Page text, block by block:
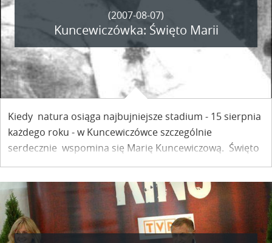
(2007-08-07)
Kuncewiczówka: Święto Marii
Kiedy natura osiąga najbujniejsze stadium - 15 sierpnia
każdego roku - w Kuncewiczówce szczególnie
serdecznie wspomina się Marię Kuncewiczową. Święto
Kuncewiczowej AD 2007 rozpocznie się w Willi pod
Wiewiórką o godzinie 17.